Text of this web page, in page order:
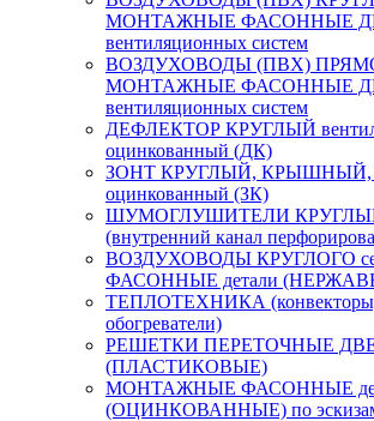
МОНТАЖНЫЕ ФАСОННЫЕ
вентиляционных систем
ВОЗДУХОВОДЫ (ПВХ)
МОНТАЖНЫЕ ФАСОННЫЕ
вентиляционных систем
ДЕФЛЕКТОР КРУГЛЫЙ
оцинкованный (ДК)
ЗОНТ КРУГЛЫЙ, КРЫШНЫЙ,
оцинкованный (ЗК)
ШУМОГЛУШИТЕЛИ КРУГЛЫЕ
(внутренний канал
ВОЗДУХОВОДЫ КРУГЛОГО
ФАСОННЫЕ детали
ТЕПЛОТЕХНИКА (конвекторы,
обогреватели)
РЕШЕТКИ ПЕРЕТОЧНЫЕ
(ПЛАСТИКОВЫЕ)
МОНТАЖНЫЕ ФАСОННЫЕ
(ОЦИНКОВАННЫЕ) по